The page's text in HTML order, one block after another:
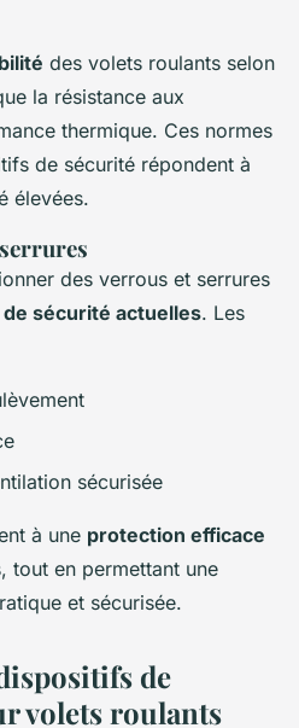
des volets roulants selon
la résistance aux
thermique. Ces normes
de sécurité répondent à
élevées.
des verrous et serrures
sécurité actuelles. Les
sécurisée
à une protection efficace
tout en permettant une
et sécurisée.
de
volets roulants